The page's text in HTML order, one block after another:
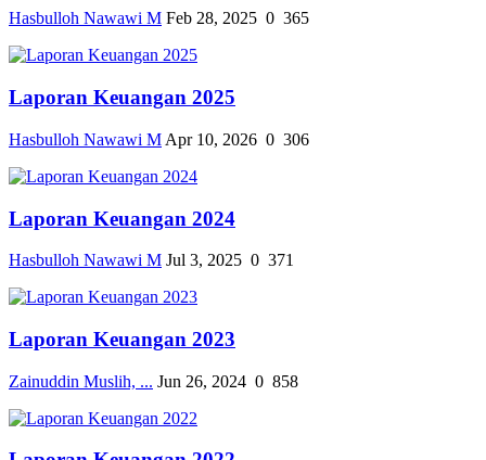
Hasbulloh Nawawi M Feb 28, 2025 0 365
Laporan Keuangan 2025
Hasbulloh Nawawi M Apr 10, 2026 0 306
Laporan Keuangan 2024
Hasbulloh Nawawi M Jul 3, 2025 0 371
Laporan Keuangan 2023
Zainuddin Muslih, ... Jun 26, 2024 0 858